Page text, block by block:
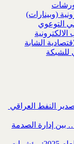
(وبينارات)
التوعوي
الشابة
للشبكة
بين إدارة الصدمة